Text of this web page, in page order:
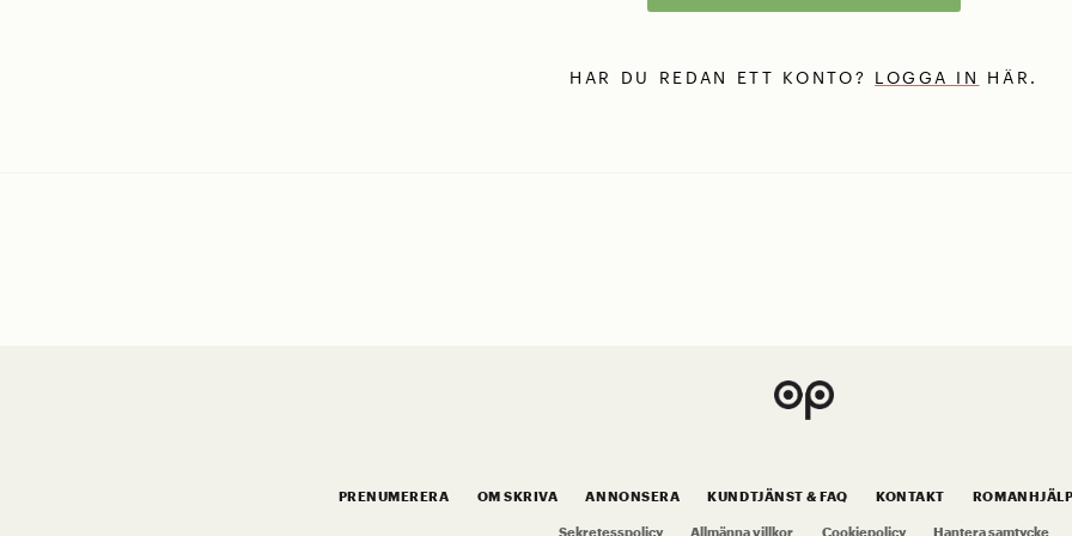
HAR DU REDAN ETT KONTO? LOGGA IN HÄR.
PRENUMERERA OM SKRIVA ANNONSERA KUNDTJÄNST & FAQ KONTAKT
Sekretesspolicy Allmänna villkor Cookiepolicy Hantera samtycke